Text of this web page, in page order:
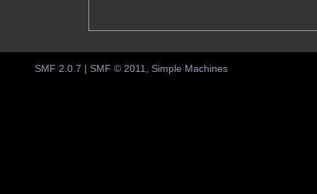
SMF 2.0.7 SMF © 2011, Simple Machines